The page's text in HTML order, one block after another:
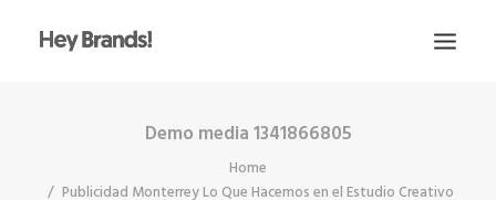
Demo media 1341866805
Home
Publicidad Monterrey Lo Que Hacemos en el Estudio Creativo